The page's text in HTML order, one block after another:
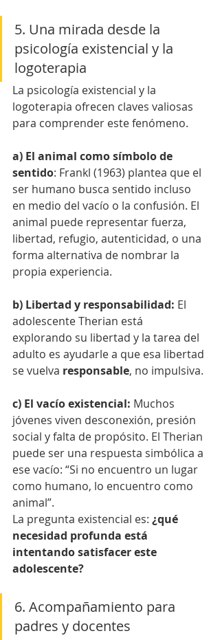
5. Una mirada desde la
psicología existencial y la
logoterapia
La psicología existencial y la
logoterapia ofrecen claves valiosas
para comprender este fenómeno.
a) El animal como símbolo de
sentido: Frankl (1963) plantea que el
ser humano busca sentido incluso
en medio del vacío o la confusión. El
animal puede representar fuerza,
libertad, refugio, autenticidad, o una
forma alternativa de nombrar la
propia experiencia.
b) Libertad y responsabilidad: El
adolescente Therian está
explorando su libertad y la tarea del
adulto es ayudarle a que esa libertad
se vuelva responsable, no impulsiva.
c) El vacío existencial: Muchos
jóvenes viven desconexión, presión
social y falta de propósito. El Therian
puede ser una respuesta simbólica a
ese vacío: “Si no encuentro un lugar
como humano, lo encuentro como
animal”.
La pregunta existencial es: ¿qué
necesidad profunda está
intentando satisfacer este
adolescente?
6. Acompañamiento para
padres y docentes